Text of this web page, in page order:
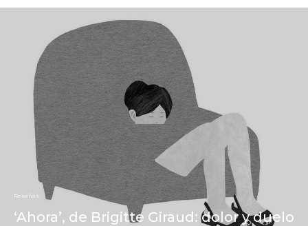
Reseñas
‘Ahora’, de Brigitte Giraud: dolor y duelo